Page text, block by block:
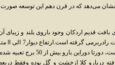
نشان می‌دهد که در قرن دهم این توسعه
بافت قدیم اردکان وجود باروی بلند و
50 برج تعبیه شده بوده که از آنها برای حفاظت و نگهبانی استفاده می کرده اند.
دربارو کلا ازخشت و گل بوده وفقط